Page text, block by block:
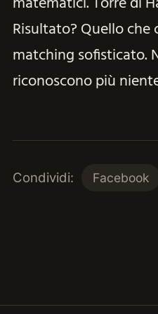
Risultato? Quello
matching sofisticato.
riconoscono più
Condividi: Facebook